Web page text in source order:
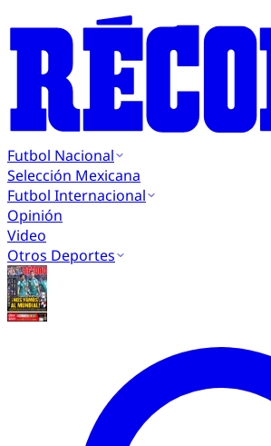
Futbol Nacional
Selección Mexicana
Futbol Internacional
Opinión
Video
Otros Deportes